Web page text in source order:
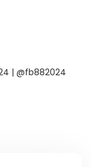
| @fb882024